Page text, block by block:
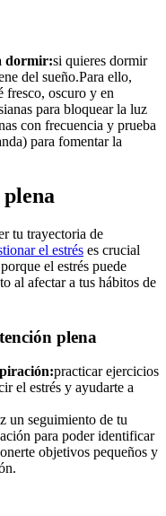
dormir:si quieres dormir
del sueño.Para ello,
fresco, oscuro y en
para bloquear la luz
con frecuencia y prueba
para fomentar la
tu trayectoria de
el estrés es crucial
el estrés puede
al afectar a tus hábitos de
plena
practicar ejercicios
el estrés y ayudarte a
un seguimiento de tu
para poder identificar
objetivos pequeños y